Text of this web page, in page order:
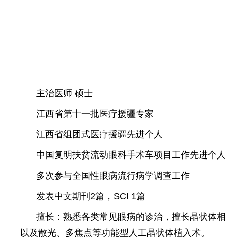
主治医师 硕士
江西省第十一批医疗援疆专家
江西省组团式医疗援疆先进个人
中国复明扶贫流动眼科手术车项目工作先进个
多次参与全国性眼病流行病学调查工作
发表中文期刊2篇，SCI 1篇
擅长：熟悉各类常见眼病的诊治，擅长晶状体
以及散光、多焦点等功能型人工晶状体植入术。